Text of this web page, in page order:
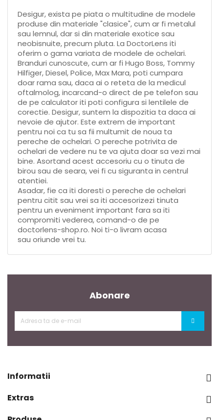
Desigur, exista pe piata o multitudine de modele
produse din materiale "clasice", cum ar fi metalul
sau lemnul, dar si din materiale exotice sau
neobisnuite, precum pluta. La DoctorLens iti
oferim o gama variata de modele de ochelari.
Branduri cunoscute, cum ar fi Hugo Boss, Tommy
Hilfiger, Diesel, Police, Max Mara, poti cumpara
doar rama sau, daca ai o reteta de la medicul
oftalmolog, incarcand-o direct de pe telefon sau
de pe calculator iti poti configura si lentilele de
corectie. Desigur, suntem la dispozitia ta daca ai
nevoie de ajutor. Este extrem de important
pentru noi ca tu sa fii multumit de noua ta
pereche de ochelari. O pereche potrivita de
ochelari de vedere nu te va ajuta doar sa vezi mai
bine. Asortand acest accesoriu cu o tinuta de
birou sau de seara, vei fi cu siguranta in centrul
atentiei.
Asadar, fie ca iti doresti o pereche de ochelari
pentru citit sau vrei sa iti accesorizezi tinuta
pentru un eveniment important fara sa iti
compromiti vederea, comand-o de pe
doctorlens-shop.ro. Noi ti-o livram acasa
sau oriunde vrei tu.
Abonare
Informatii 
Extras 